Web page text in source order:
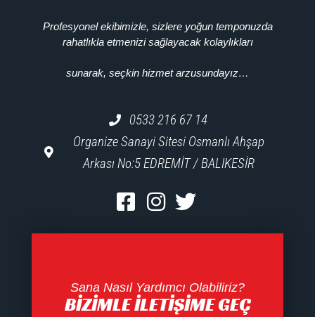
Profesyonel ekibimizle, sizlere yoğun temponuzda
rahatlıkla etmenizi sağlayacak kolaylıkları
sunarak, seçkin hizmet arzusundayız…
0533 216 67 14
Organize Sanayi Sitesi Osmanlı Ahşap
Arkası No:5 EDREMİT / BALIKESİR
Sana Nasıl Yardımcı Olabiliriz?
BIZIMLE İLETIŞIME GEÇ